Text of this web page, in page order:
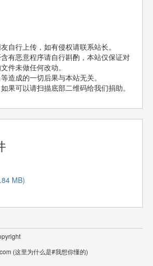
自行上传，如有侵权请联系站长。
有恶意程序请自行斟酌，本站仅保证对
件未做任何改动。
造成的一切后果与本站无关。
果可以请扫描底部二维码给我们捐助。
MB)
(这里为什么是#我想你懂的)